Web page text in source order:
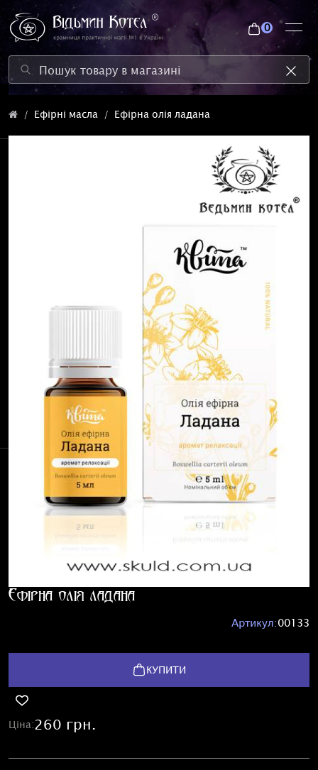
0
Ефірні масла Ефірна олія ладана
Ефірна олія ладана
Артикул:00133
КУПИТИ
Ціна:260 грн.